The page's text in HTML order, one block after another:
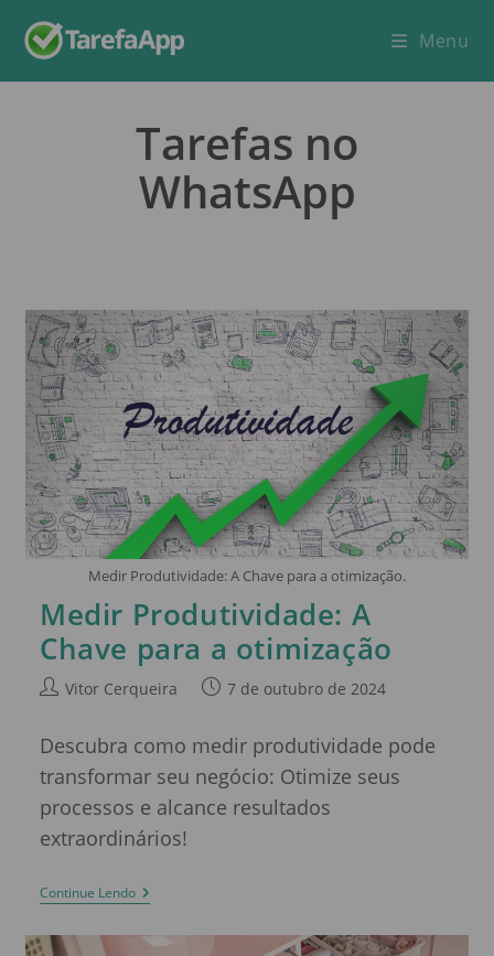
Menu
Tarefas no
WhatsApp
Medir Produtividade: A Chave para a otimização.
Medir Produtividade: A
Chave para a otimização
Vitor Cerqueira 7 de outubro de 2024
Descubra como medir produtividade pode
transformar seu negócio: Otimize seus
processos e alcance resultados
extraordinários!
Continue Lendo